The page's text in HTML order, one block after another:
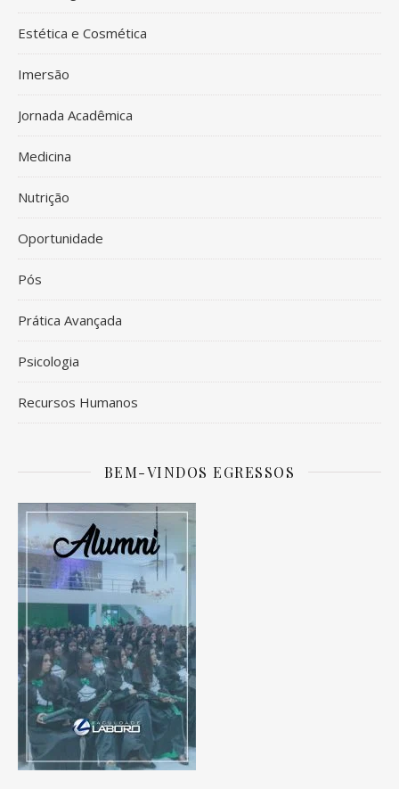
Estética e Cosmética
Imersão
Jornada Acadêmica
Medicina
Nutrição
Oportunidade
Pós
Prática Avançada
Psicologia
Recursos Humanos
BEM-VINDOS EGRESSOS